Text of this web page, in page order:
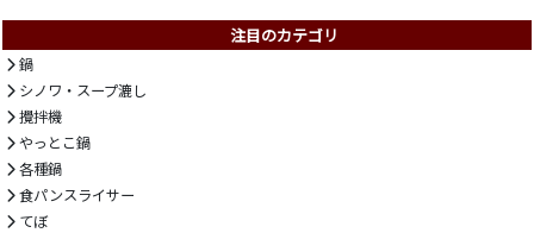
注目のカテゴリ
鍋
シノワ・スープ漉し
攪拌機
やっとこ鍋
各種鍋
食パンスライサー
てぼ